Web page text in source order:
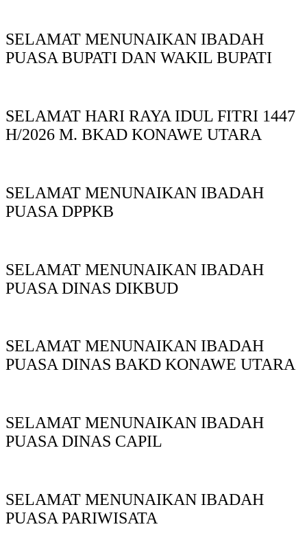
SELAMAT MENUNAIKAN IBADAH
PUASA BUPATI DAN WAKIL BUPATI
SELAMAT HARI RAYA IDUL FITRI 1447
H/2026 M. BKAD KONAWE UTARA
SELAMAT MENUNAIKAN IBADAH
PUASA DPPKB
SELAMAT MENUNAIKAN IBADAH
PUASA DINAS DIKBUD
SELAMAT MENUNAIKAN IBADAH
PUASA DINAS BAKD KONAWE UTARA
SELAMAT MENUNAIKAN IBADAH
PUASA DINAS CAPIL
SELAMAT MENUNAIKAN IBADAH
PUASA PARIWISATA